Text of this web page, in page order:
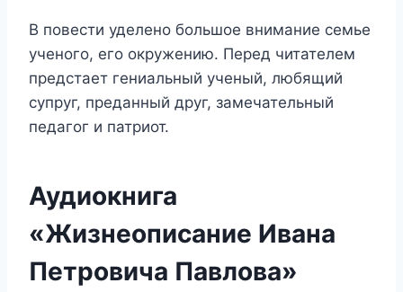
В повести уделено большое внимание семье
ученого, его окружению. Перед читателем
предстает гениальный ученый, любящий
супруг, преданный друг, замечательный
педагог и патриот.
Аудиокнига
«Жизнеописание Ивана
Петровича Павлова»